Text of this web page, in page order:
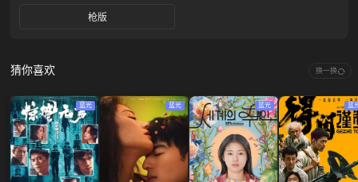
枪版
猜你喜欢 换一换
蓝光 蓝光 蓝光 蓝